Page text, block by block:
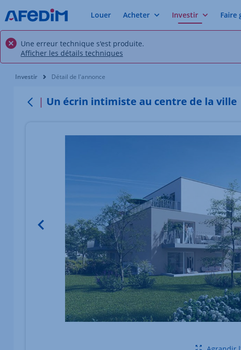
Louer Acheter Investir Faire
Une erreur technique s'est produite.
Afficher les détails techniques
Vous êtes ici:
Investir Détail de l'annonce
Retour
Un écrin intimiste au centre de la ville
Image du bien Afficher l'élément précédent
Élément 1 sur 3